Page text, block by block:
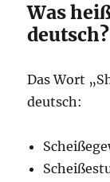
Was
Das Wort
deutsch: